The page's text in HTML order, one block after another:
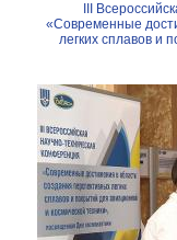
III
«Современные
легких сплавов и